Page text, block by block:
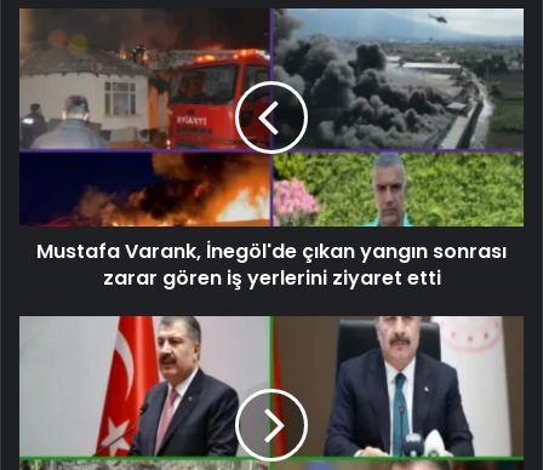
Mustafa Varank, İnegöl'de çıkan yangın sonrası
zarar gören iş yerlerini ziyaret etti